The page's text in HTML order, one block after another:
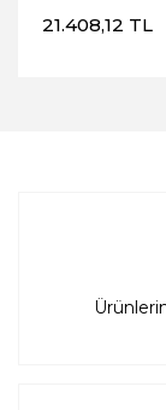
21.408,12 TL